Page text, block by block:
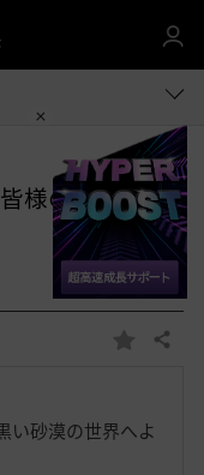
様のために準
お
入
共有する
い砂漠の世界へよ